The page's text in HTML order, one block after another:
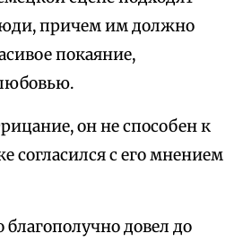
причем им должно
покаяние,
он не способен к
согласился с его мнением
благополучно довел до